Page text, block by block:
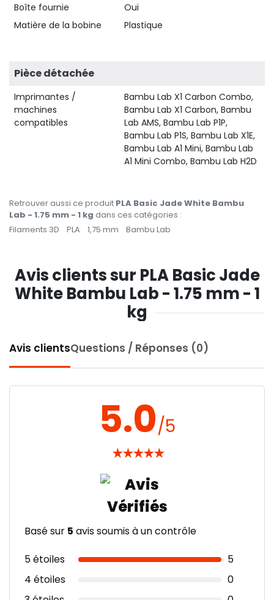
Boîte fournie
Oui
Matière de la bobine
Plastique
Pièce détachée
Imprimantes /
machines
compatibles
Bambu Lab X1 Carbon Combo,
Bambu Lab X1 Carbon, Bambu
Lab AMS, Bambu Lab P1P,
Bambu Lab P1S, Bambu Lab X1E,
Bambu Lab A1 Mini, Bambu Lab
A1 Mini Combo, Bambu Lab H2D
Retrouver aussi ce produit PLA Basic Jade White Bambu
Lab - 1.75 mm - 1 kg dans ces catégories :
Filaments 3D
PLA 1,75 mm Bambu Lab
Avis clients sur PLA Basic Jade
White Bambu Lab - 1.75 mm - 1
kg
Avis clientsQuestions / Réponses (0)
5.0/5
★★★★★
Basé sur 5 avis soumis à un contrôle
5 étoiles
5
4 étoiles
0